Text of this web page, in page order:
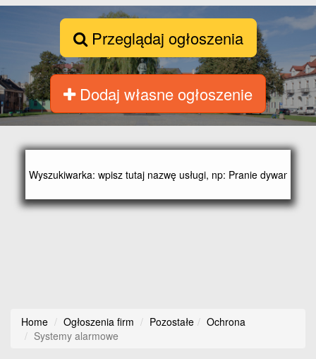
Przeglądaj ogłoszenia
Dodaj własne ogłoszenie
Home Ogłoszenia firm Pozostałe
Ochrona
Systemy alarmowe